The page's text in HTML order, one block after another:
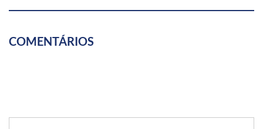
COMENTÁRIOS